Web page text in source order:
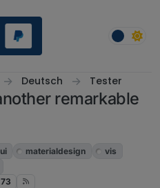
Deutsch Tester
remarkable
materialdesign
vis